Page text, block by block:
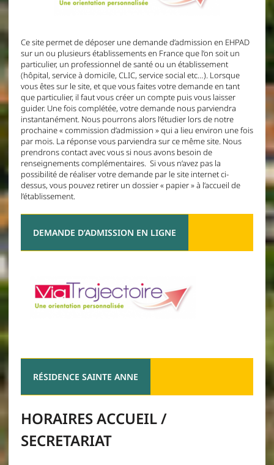
Ce site permet de déposer une demande d’admission en EHPAD
sur un ou plusieurs établissements en France que l’on soit un
particulier, un professionnel de santé ou un établissement
(hôpital, service à domicile, CLIC, service social etc…). Lorsque
vous êtes sur le site, et que vous faites votre demande en tant
que particulier, il faut vous créer un compte puis vous laisser
guider. Une fois complétée, votre demande nous parviendra
instantanément. Nous pourrons alors l’étudier lors de notre
prochaine « commission d’admission » qui a lieu environ une fois
par mois. La réponse vous parviendra sur ce même site. Nous
prendrons contact avec vous si nous avons besoin de
renseignements complémentaires. Si vous n’avez pas la
possibilité de réaliser votre demande par le site internet ci-
dessus, vous pouvez retirer un dossier « papier » à l’accueil de
l’établissement.
DEMANDE D’ADMISSION EN LIGNE
RÉSIDENCE SAINTE ANNE
HORAIRES ACCUEIL /
SECRETARIAT